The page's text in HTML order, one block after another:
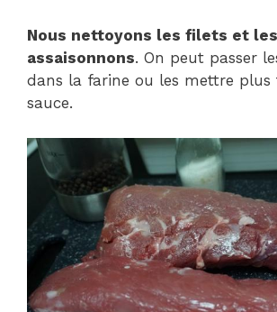
Nous nettoyons les filets et les
assaisonnons. On peut passer
dans la farine ou les mettre
sauce.